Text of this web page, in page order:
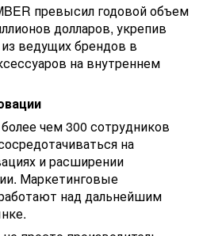
превысил годовой объем
долларов, укрепив
ведущих брендов в
на внутреннем
чем 300 сотрудников
на
и расширении
Маркетинговые
над дальнейшим